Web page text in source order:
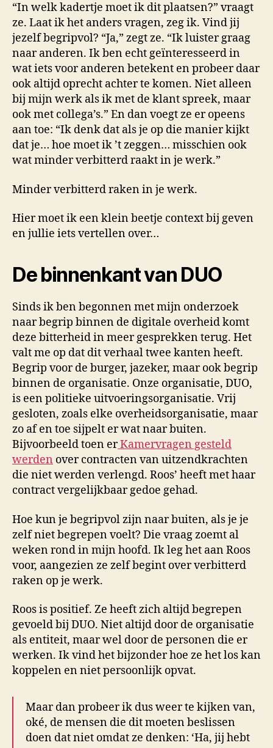
“In welk kadertje moet ik dit plaatsen?” vraagt
ze. Laat ik het anders vragen, zeg ik. Vind jij
jezelf begripvol? “Ja,” zegt ze. “Ik luister graag
naar anderen. Ik ben echt geïnteresseerd in
wat iets voor anderen betekent en probeer daar
ook altijd oprecht achter te komen. Niet alleen
bij mijn werk als ik met de klant spreek, maar
ook met collega’s.” En dan voegt ze er opeens
aan toe: “Ik denk dat als je op die manier kijkt
dat je… hoe moet ik ’t zeggen… misschien ook
wat minder verbitterd raakt in je werk.”
Minder verbitterd raken in je werk.
Hier moet ik een klein beetje context bij geven
en jullie iets vertellen over…
De binnenkant van DUO
Sinds ik ben begonnen met mijn onderzoek
naar begrip binnen de digitale overheid komt
deze bitterheid in meer gesprekken terug. Het
valt me op dat dit verhaal twee kanten heeft.
Begrip voor de burger, jazeker, maar ook begrip
binnen de organisatie. Onze organisatie, DUO,
is een politieke uitvoeringsorganisatie. Vrij
gesloten, zoals elke overheidsorganisatie, maar
zo af en toe sijpelt er wat naar buiten.
Bijvoorbeeld toen erKamervragen gesteld
werden over contracten van uitzendkrachten
die niet werden verlengd. Roos’ heeft met haar
contract vergelijkbaar gedoe gehad.
Hoe kun je begripvol zijn naar buiten, als je je
zelf niet begrepen voelt? Die vraag zoemt al
weken rond in mijn hoofd. Ik leg het aan Roos
voor, aangezien ze zelf begint over verbitterd
raken op je werk.
Roos is positief. Ze heeft zich altijd begrepen
gevoeld bij DUO. Niet altijd door de organisatie
als entiteit, maar wel door de personen die er
werken. Ik vind het bijzonder hoe ze het los kan
koppelen en niet persoonlijk opvat.
Maar dan probeer ik dus weer te kijken van,
oké, de mensen die dit moeten beslissen
doen dat niet omdat ze denken: ‘Ha, jij hebt